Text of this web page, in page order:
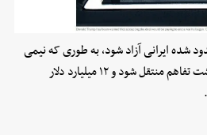
شده ایرانی آزاد شود، به طوری که نیمی
از آن بلافاصله پس از اعلام یادداشت تفاهم منتقل شود و ۱۲ میلیارد دلار